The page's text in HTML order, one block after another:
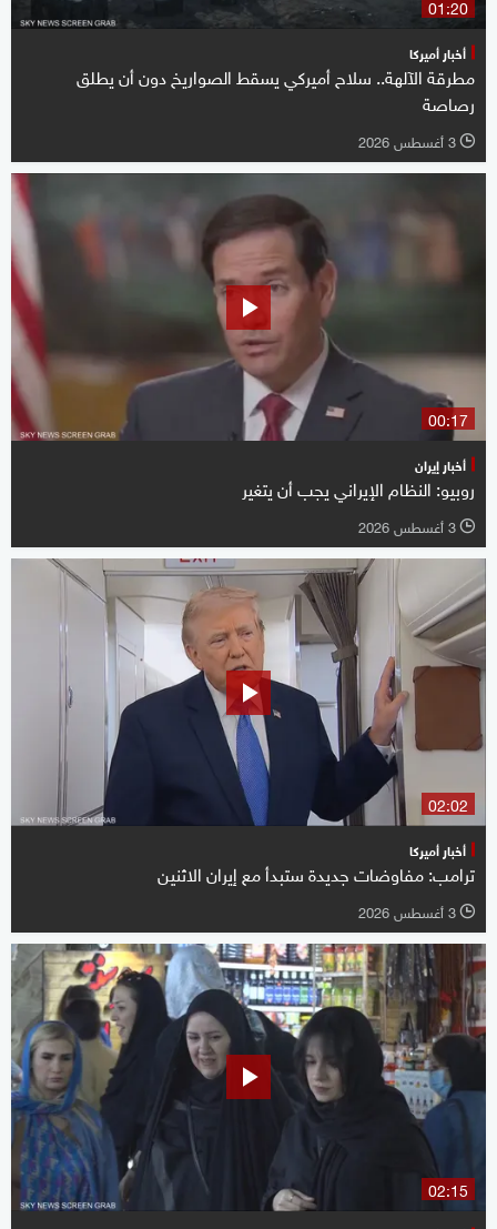
01:20
أخبار أميركا
مطرقة الآلهة.. سلاح أميركي يسقط الصواريخ دون أن يطلق
رصاصة
l 3 أغسطس 2026
00:17
أخبار إيران
روبيو: النظام الإيراني يجب أن يتغير
l 3 أغسطس 2026
02:02
أخبار أميركا
ترامب: مفاوضات جديدة ستبدأ مع إيران الاثنين
l 3 أغسطس 2026
02:15